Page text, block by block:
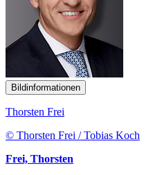
Bildinformationen
Thorsten Frei
© Thorsten Frei / Tobias Koch
Frei, Thorsten